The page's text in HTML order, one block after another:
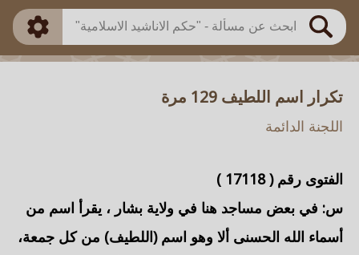
بحث
اللجنة الدائمة
تكرار اسم اللطيف 129 مرة
اللجنة الدائمة
الفتوى رقم (17118
)
س: في بعض مساجد هنا في ولاية بشار ، يقرأ اسم من
أسماء الله الحسنى ألا وهو اسم (اللطيف) من كل جمعة،